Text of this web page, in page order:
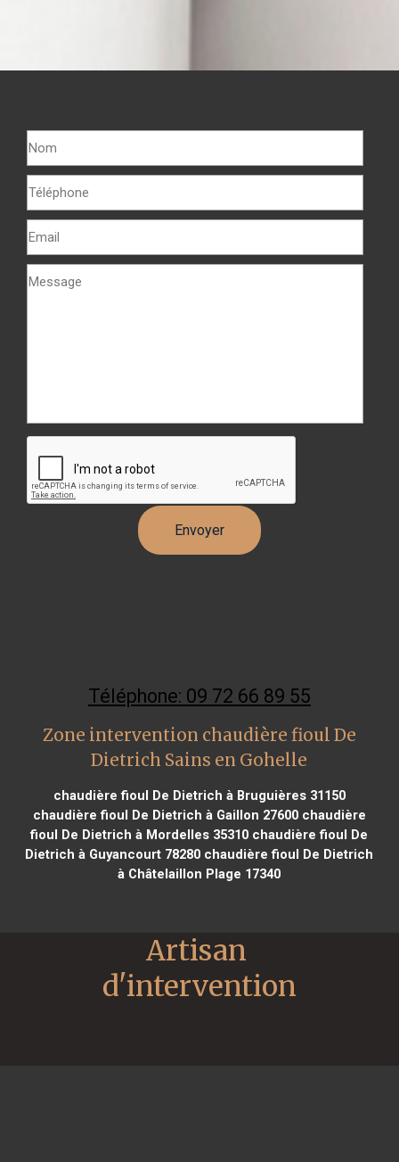
Téléphone: 09 72 66 89 55
Zone intervention chaudière fioul De
Dietrich Sains en Gohelle
chaudière fioul De Dietrich à Bruguières 31150
chaudière fioul De Dietrich à Gaillon 27600chaudière
fioul De Dietrich à Mordelles 35310 chaudière fioul De
Dietrich à Guyancourt 78280 chaudière fioul De Dietrich
à Châtelaillon Plage 17340
Artisan
d'intervention